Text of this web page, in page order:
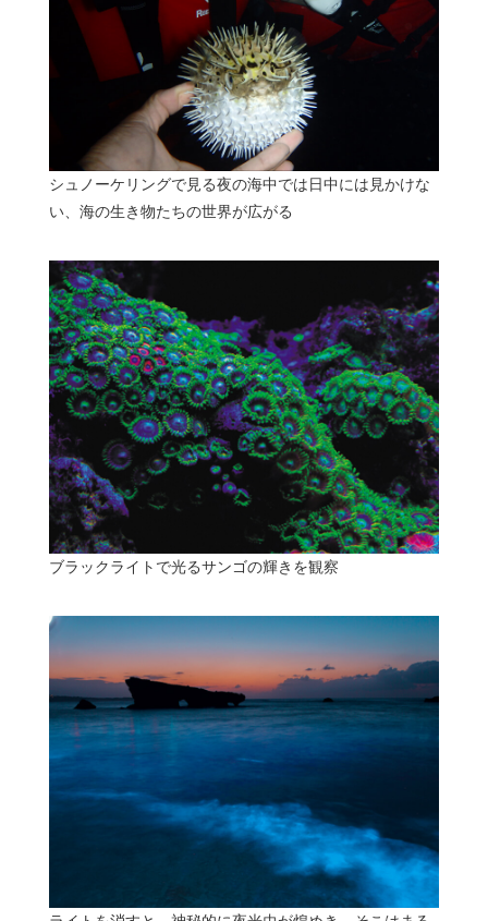
シュノーケリングで見る夜の海中では日中には見かけな
い、海の生き物たちの世界が広がる
ブラックライトで光るサンゴの輝きを観察